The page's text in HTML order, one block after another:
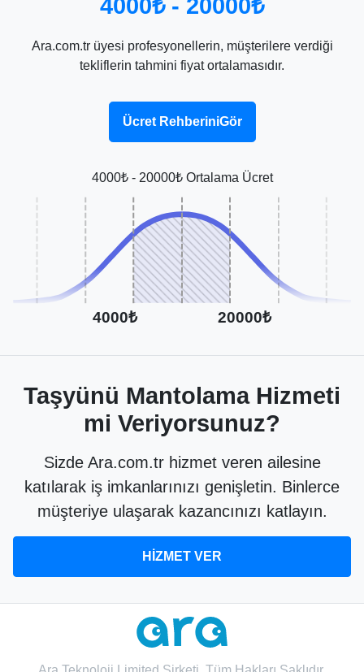
4000₺ - 20000₺
Ara.com.tr üyesi profesyonellerin, müşterilere verdiği
tekliflerin tahmini fiyat ortalamasıdır.
Ücret RehberiniGör
4000₺ - 20000₺ Ortalama Ücret
4000₺ 20000₺
Taşyünü Mantolama Hizmeti
mi Veriyorsunuz?
Sizde Ara.com.tr hizmet veren ailesine
katılarak iş imkanlarınızı genişletin. Binlerce
müşteriye ulaşarak kazancınızı katlayın.
HİZMET VER